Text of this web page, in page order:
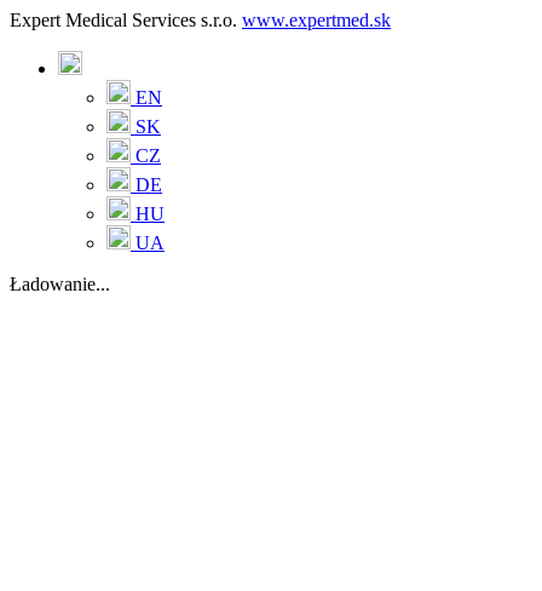
Expert Medical Services s.r.o. www.expertmed.sk
EN
SK
CZ
DE
HU
UA
Ładowanie...